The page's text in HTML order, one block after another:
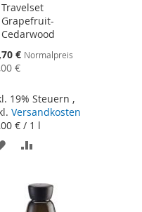
Travelset
Grapefruit-
Cedarwood
€ Normalpreis
€
19% Steuern ,
Versandkosten
€ / 1 l
In
den
Warenkorb
ZUR
HINZUFÜGEN
HINZUFÜGEN